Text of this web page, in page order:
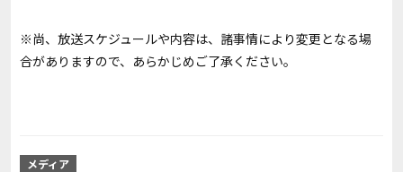
※尚、放送スケジュールや内容は、諸事情により変更となる場
合がありますので、あらかじめご了承ください。
メディア